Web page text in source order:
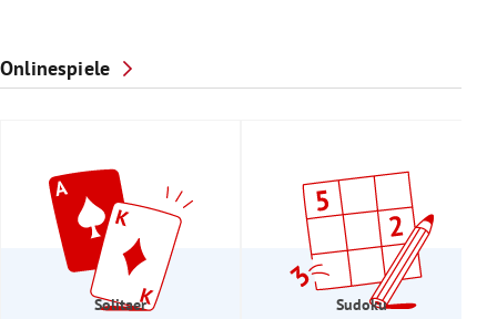
Onlinespiele
Solitaer Sudoku